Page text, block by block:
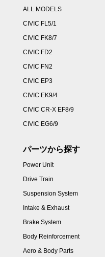
ALL MODELS
CIVIC FL5/1
CIVIC FK8/7
CIVIC FD2
CIVIC FN2
CIVIC EP3
CIVIC EK9/4
CIVIC CR-X EF8/9
CIVIC EG6/9
パーツから探す
Power Unit
Drive Train
Suspension System
Intake & Exhaust
Brake System
Body Reinforcement
Aero & Body Parts